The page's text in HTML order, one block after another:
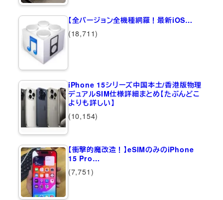
【全バージョン全機種網羅！最新iOS…
(18,711)
iPhone 15シリーズ中国本土/香港版物理
デュアルSIM仕様詳細まとめ【たぶんどこ
よりも詳しい】
(10,154)
【衝撃的魔改造！】eSIMのみのiPhone
15 Pro…
(7,751)